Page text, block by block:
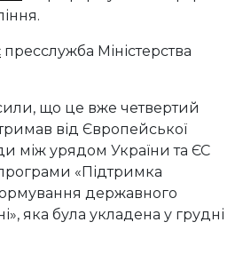
пресслужба Міністерства
що це вже четвертий
від Європейської
між урядом України та ЄС
«Підтримка
державного
яка була укладена у грудні